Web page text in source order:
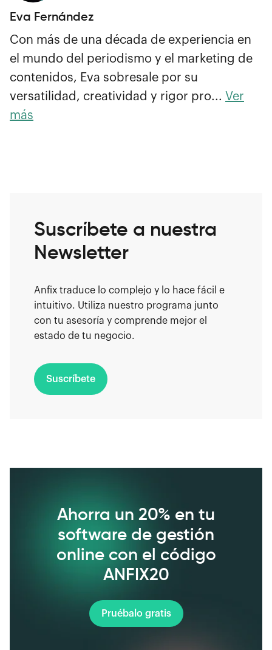
Eva Fernández
Con más de una década de experiencia en
el mundo del periodismo y el marketing de
contenidos, Eva sobresale por su
versatilidad, creatividad y rigor pro... Ver
más
Suscríbete a nuestra
Newsletter
Anfix traduce lo complejo y lo hace fácil e
intuitivo. Utiliza nuestro programa junto
con tu asesoría y comprende mejor el
estado de tu negocio.
Suscríbete
Ahorra un 20% en tu
software de gestión
online con el código
ANFIX20
Pruébalo gratis